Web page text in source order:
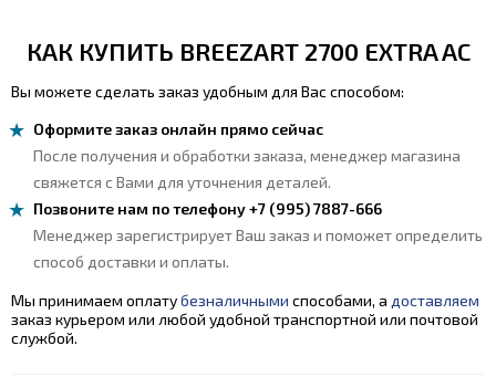
КАК КУПИТЬ BREEZART 2700 EXTRA AC
Вы можете сделать заказ удобным для Вас способом:
Оформите заказ онлайн прямо сейчас
После получения и обработки заказа, менеджер магазина
свяжется с Вами для уточнения деталей.
Позвоните нам по телефону +7 (995) 7887-666
Менеджер зарегистрирует Ваш заказ и поможет определить
способ доставки и оплаты.
Мы принимаем оплатубезналичными способами, а доставляем
заказ курьером или любой удобной транспортной или почтовой
службой.